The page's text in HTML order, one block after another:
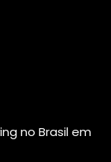
no Brasil em